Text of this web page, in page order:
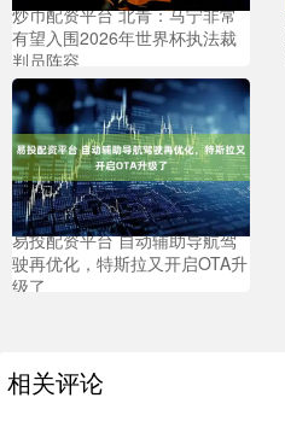
炒币配资平台 北青：马宁非常
有望入围2026年世界杯执法裁
判员阵容
易投配资平台 自动辅助导航驾
驶再优化，特斯拉又开启OTA升
级了
相关评论